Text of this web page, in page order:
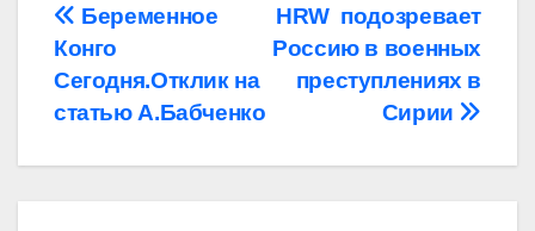
Навигация
по
записям
HRW подозревает
Россию в военных
преступлениях в
Сирии
Беременное
Конго
Сегодня.Отклик на
статью А.Бабченко